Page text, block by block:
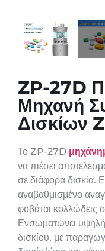
ZP-27D
Μηχανή
Δισκίων
Το ZP-27D
να πιέσει
σε διάφορα δισκία.
αναβαθμισμένο
φοβάται κολλώδεις
Ενσωματώνει
δισκίου, με